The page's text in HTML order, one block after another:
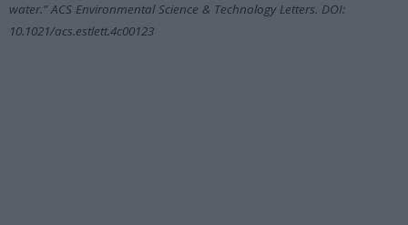
water.” ACS Environmental Science & Technology Letters. DOI:
10.1021/acs.estlett.4c00123